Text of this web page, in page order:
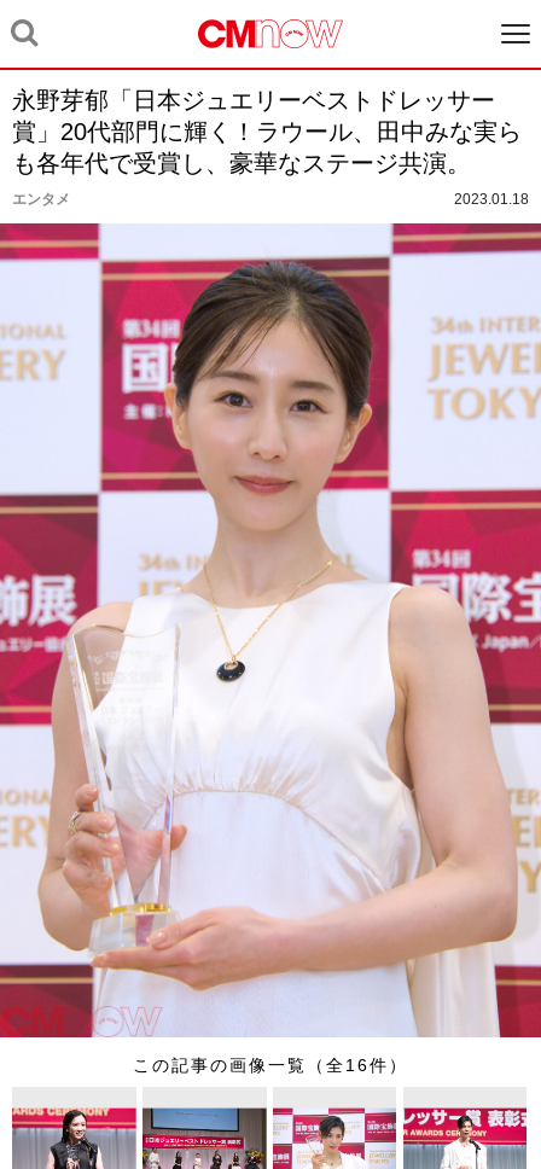
永野芽郁「日本ジュエリーベストドレッサー
賞」20代部門に輝く！ラウール、田中みな実ら
も各年代で受賞し、豪華なステージ共演。
エンタメ 2023.01.18
この記事の画像一覧（全16件）